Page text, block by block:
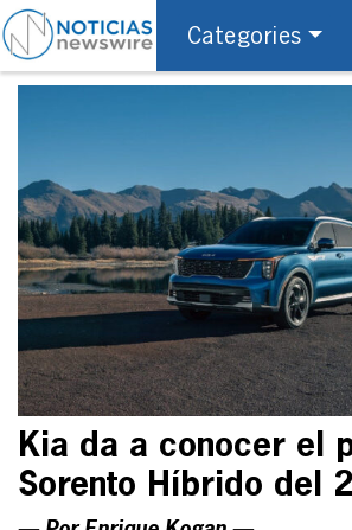
Categories
Kia da a conocer el
Sorento Híbrido del